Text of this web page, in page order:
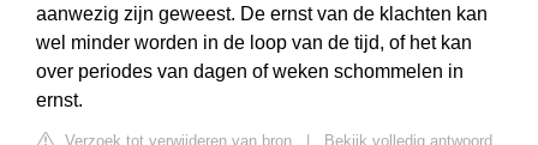
aanwezig zijn geweest. De ernst van de klachten kan
wel minder worden in de loop van de tijd, of het kan
over periodes van dagen of weken schommelen in
ernst.
Verzoek tot verwijderen van bron
Bekijk volledig antwoord